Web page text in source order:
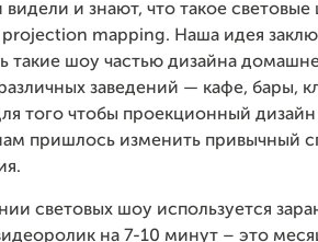
и знают, что такое световые
projection mapping. Наша идея
такие шоу частью дизайна
заведений — кафе, бары,
того чтобы проекционный
пришлось изменить привычный
световых шоу используется
на 7-10 минут – это